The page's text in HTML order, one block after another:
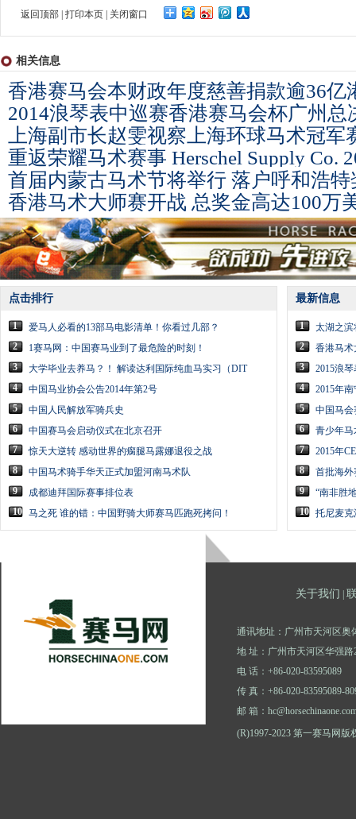
返回顶部 打印本页 关闭窗口
相关信息
香港赛马会本财政年度慈善捐款逾36亿
2014浪琴表中巡赛香港赛马会杯广州总
上海副市长赵雯视察上海环球马术冠军
重返荣耀马术赛事 Herschel Supply Co.
首届内蒙古马术节将举行 落户呼和浩特
香港马术大师赛开战 总奖金高达100万
点击排行
1
爱马人必看的13部马电影清单！你看过几部？
2
1赛马网：中国赛马业到了最危险的时刻！
3
大学毕业去养马？！ 解读达利国际纯血马实习（DIT
4
中国马业协会公告2014年第2号
5
中国人民解放军骑兵史
6
中国赛马会启动仪式在北京召开
7
惊天大逆转 感动世界的瘸腿马露娜退役之战
8
中国马术骑手华天正式加盟河南马术队
9
成都迪拜国际赛事排位表
10 马之死 谁的错：中国野骑大师赛马匹跑死拷问！
最新信息
1
太湖之滨
2
香港马术
3
2015浪
4
2015年
5
中国马会
6
青少年马
7
2015年
8
首批海外
9
“南非胜
10 托尼麦克
关于我们
通讯地址：广州市天河区奥
地 址：广州市天河区华强路
电 话：+86-020-83595089
传 真：+86-020-83595089-
邮 箱：
(R)1997-2023 第一赛马网版